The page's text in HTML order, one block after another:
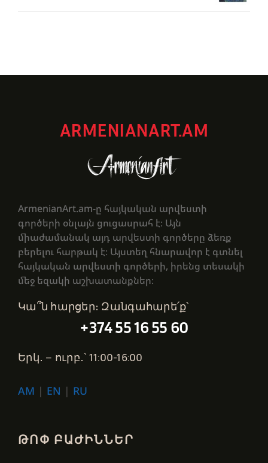
ARMENIANART.AM
ArmenianArt.am-ը հայկական արվեստի
գործերի օնլայն ցուցասրահ է։ Այն
միաժամանակ այդ արվեստի գործերը ձեռք
բերելու հարթակ է։ Այստեղ հնարավոր է գտնել
հայկական արվեստի գործերի, իրենց տեսակի
մեջ եզակի աշխատանքներ։
Կա՞ն հարցեր։ Զանգահարե՛ք՝
+374 55 16 55 60
Երկ․ – ուրբ․՝ 11:00-16:00
AM | EN | RU
ԹՈՓ ԲԱԺԻՆՆԵՐ